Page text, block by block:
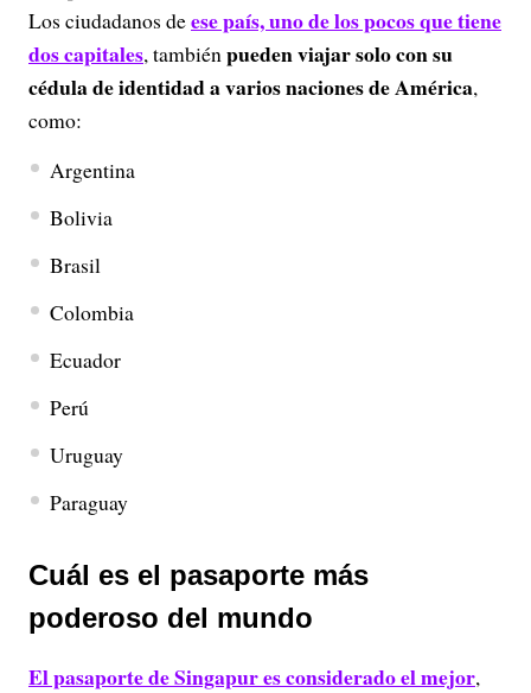
Los ciudadanos deese país, uno de los pocos que tiene
dos capitales, también pueden viajar solo con su
cédula de identidad a varios naciones de América,
como:
Argentina
Bolivia
Brasil
Colombia
Ecuador
Perú
Uruguay
Paraguay
Cuál es el pasaporte más
poderoso del mundo
El pasaporte de Singapur es considerado el mejor,